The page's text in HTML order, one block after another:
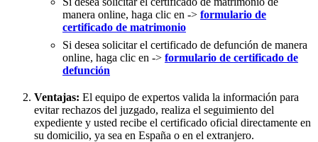
manera online, haga clic en -> formulario de
certificado de matrimonio
Si desea solicitar el certificado de defunción de manera
online, haga clic en -> formulario de certificado de
defunción
Ventajas: El equipo de expertos valida la información para
evitar rechazos del juzgado, realiza el seguimiento del
expediente y usted recibe el certificado oficial directamente en
su domicilio, ya sea en España o en el extranjero.